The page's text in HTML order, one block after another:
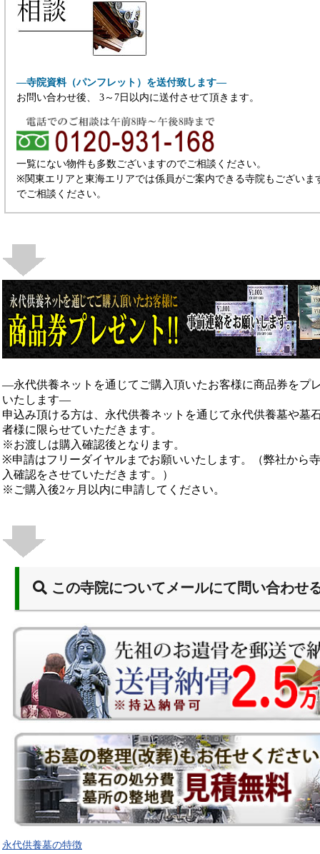
―寺院資料（パンフレット）を送付致します―
お問い合わせ後、 3～7日以内に送付させて頂きます。
一覧にない物件も多数ございますのでご相談ください。
※関東エリアと東海エリアでは係員がご案内できる寺院もございま
でご相談ください。
―永代供養ネットを通じてご購入頂いたお客様に商品券をプ
いたします―
申込み頂ける方は、永代供養ネットを通じて永代供養墓や墓
者様に限らせていただきます。
※お渡しは購入確認後となります。
※申請はフリーダイヤルまでお願いいたします。（弊社から
入確認をさせていただきます。）
※ご購入後2ヶ月以内に申請してください。
この寺院についてメールにて問い合わせ
永代供養墓の特徴